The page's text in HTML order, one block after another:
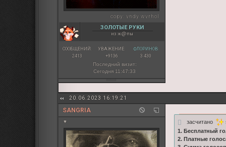
copy: vndy wvrhol
ЗОЛОТЫЕ РУКИ
из ж@пы
СООБЩЕНИЙ:
2413
УВАЖЕНИЕ:
+9136
ФЛОРИНОВ:
3 430
Последний визит:
Сегодня 11:47:33
20.06.2023 16:19:21
SANGRIA
♥ засчитано
1. Бесплатный
2. Платные